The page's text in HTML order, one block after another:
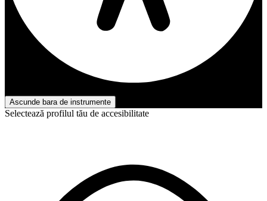
Ascunde bara de instrumente
Selectează profilul tău de accesibilitate